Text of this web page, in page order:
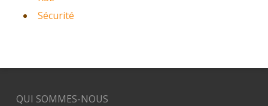
Sécurité
QUI SOMMES-NOUS